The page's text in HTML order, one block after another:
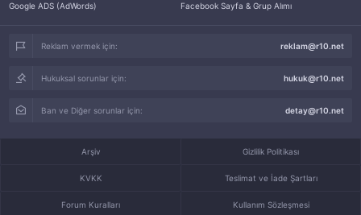
Google ADS (AdWords) Facebook Sayfa & Grup Alımı
Reklam vermek için: reklam@r10.net
Hukuksal sorunlar için: hukuk@r10.net
Ban ve Diğer sorunlar için: detay@r10.net
Arşiv Gizlilik Politikası
KVKK Teslimat ve İade Şartları
Forum Kuralları Kullanım Sözleşmesi